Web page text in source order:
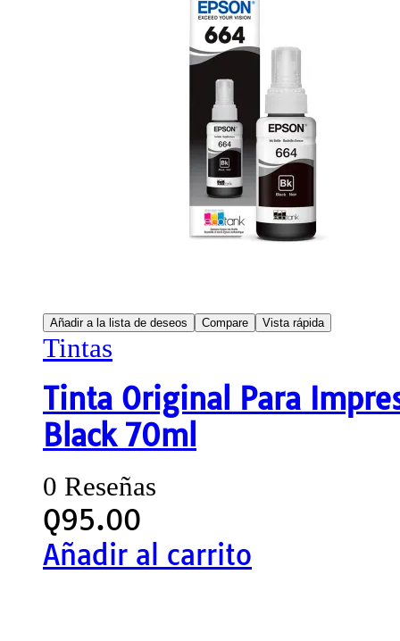
Añadir a la lista de deseos Compare Vista rápida
Tintas
Tinta Original Para
Black 70ml
0 Reseñas
Q95.00
Añadir al carrito